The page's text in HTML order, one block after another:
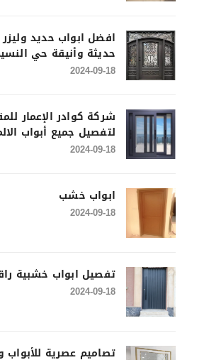
حديثة وأنيقة حي
2024-09-18
شركة كوادر الإعمار
لتفصيل جميع أبواب
2024-09-18
ابواب خشب
2024-09-18
تفصيل ابواب خشبية
2024-09-18
تصاميم عصرية